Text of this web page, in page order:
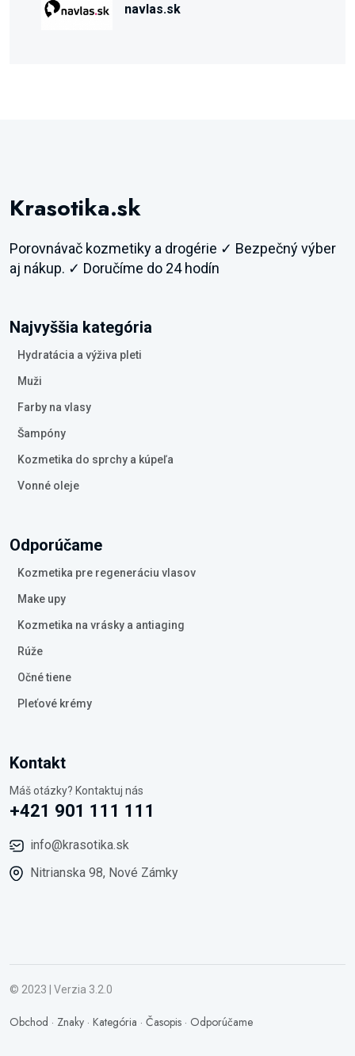
navlas.sk
Krasotika.sk
Porovnávač kozmetiky a drogérie ✓ Bezpečný výber
aj nákup. ✓ Doručíme do 24 hodín
Najvyššia kategória
Hydratácia a výživa pleti
Muži
Farby na vlasy
Šampóny
Kozmetika do sprchy a kúpeľa
Vonné oleje
Odporúčame
Kozmetika pre regeneráciu vlasov
Make upy
Kozmetika na vrásky a antiaging
Rúže
Očné tiene
Pleťové krémy
Kontakt
Máš otázky? Kontaktuj nás
+421 901 111 111
info@krasotika.sk
Nitrianska 98, Nové Zámky
© 2023 | Verzia 3.2.0
Obchod · Znaky · Kategória · Časopis · Odporúčame